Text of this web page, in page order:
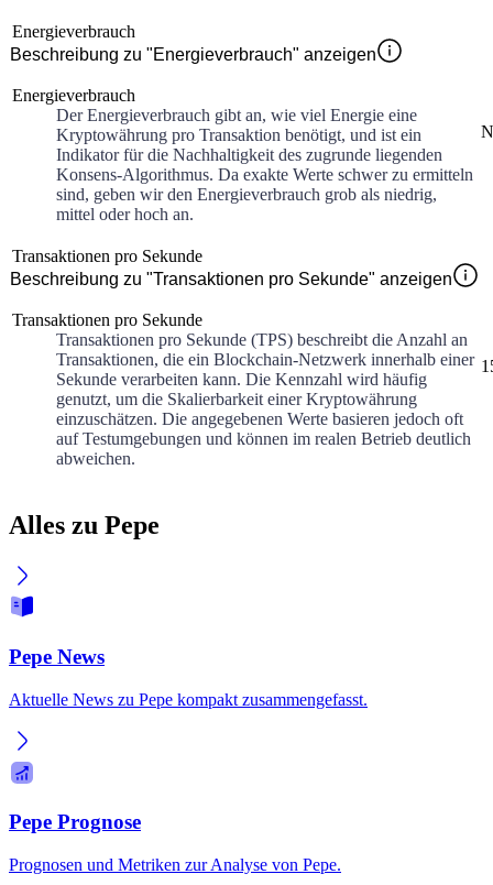
Energieverbrauch
Beschreibung zu "Energieverbrauch" anzeigen
Energieverbrauch
Der Energieverbrauch gibt an, wie viel Energie eine
Kryptowährung pro Transaktion benötigt, und ist ein
Indikator für die Nachhaltigkeit des zugrunde liegenden
Konsens-Algorithmus. Da exakte Werte schwer zu ermitteln
sind, geben wir den Energieverbrauch grob als niedrig,
mittel oder hoch an.
Transaktionen pro Sekunde
Beschreibung zu "Transaktionen pro Sekunde" anzeigen
Transaktionen pro Sekunde
Transaktionen pro Sekunde (TPS) beschreibt die Anzahl an
Transaktionen, die ein Blockchain-Netzwerk innerhalb einer
Sekunde verarbeiten kann. Die Kennzahl wird häufig
genutzt, um die Skalierbarkeit einer Kryptowährung
einzuschätzen. Die angegebenen Werte basieren jedoch oft
auf Testumgebungen und können im realen Betrieb deutlich
abweichen.
Alles zu Pepe
Pepe News
Aktuelle News zu Pepe kompakt zusammengefasst.
Pepe Prognose
Prognosen und Metriken zur Analyse von Pepe.